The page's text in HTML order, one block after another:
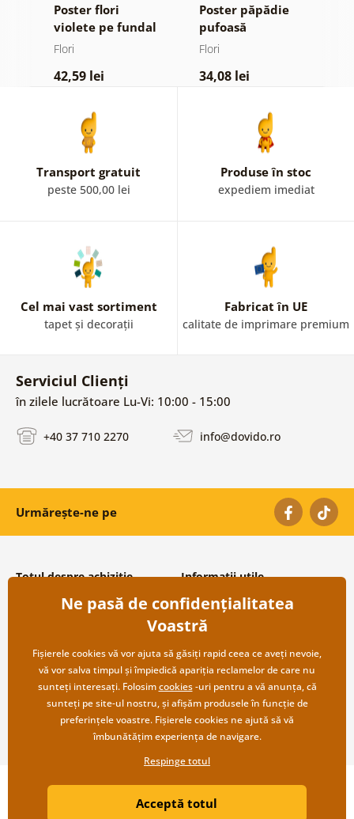
Poster flori
violete pe fundal
abstract
Flori
42,59 lei
Poster păpădie
pufoasă
Flori
34,08 lei
Transport gratuit
peste 500,00 lei
Produse în stoc
expediem imediat
Cel mai vast sortiment
tapet și decorații
Fabricat în UE
calitate de imprimare premium
Serviciul Clienți
în zilele lucrătoare Lu-Vi: 10:00 - 15:00
+40 37 710 2270 info@dovido.ro
Urmărește-ne pe
Totul despre achiziție
Condiții și termeni generali
Protecția datelor personale
Transport și modalități de plată
Returnare
Informații utile
Despre noi
Întrebări frecvente
Contacte
Cooperare angro
Copyright ©2019 © Dovido.ro.
Litvanyi.sk| Magazinul online a fost creat de
Ne pasă de confidențialitatea
Voastră
Fișierele cookies vă vor ajuta să găsiți rapid ceea ce aveți nevoie,
vă vor salva timpul și împiedică apariția reclamelor de care nu
sunteți interesați. Folosimcookies-uri pentru a vă anunța, că
sunteți pe site-ul nostru, și afișăm produsele în funcție de
preferințele voastre. Fișierele cookies ne ajută să vă
îmbunătățim experiența de navigare.
Respinge totul
Acceptă totul